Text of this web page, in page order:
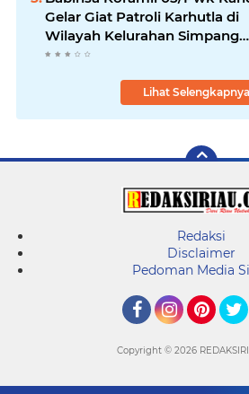
Gelar Giat Patroli Karhutla di
Wilayah Kelurahan Simpang
Belutu
Lihat Selengkapnya
Redaksi
Disclaimer
Pedoman Media
Copyright © 2026